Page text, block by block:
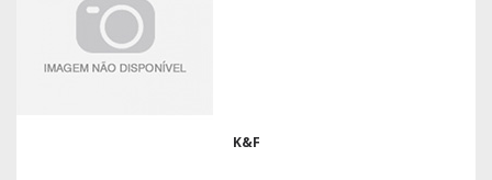
K&F